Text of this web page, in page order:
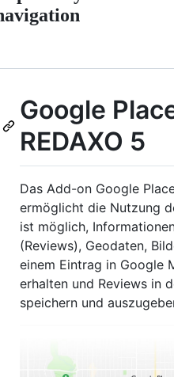
Google
REDAXO 5
Das Add-on Google
ermöglicht die Nutzung
ist möglich,
(Reviews), Geodaten,
einem Eintrag in Google
erhalten und Reviews in
speichern und